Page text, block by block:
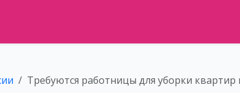
Требуются работницы для уборки